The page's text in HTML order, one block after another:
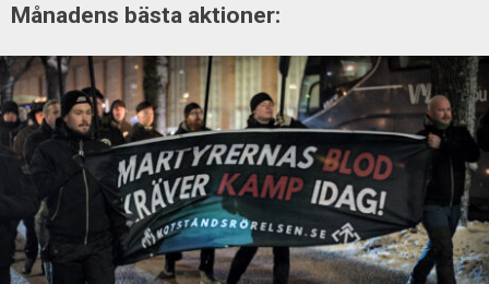
Månadens bästa aktioner: